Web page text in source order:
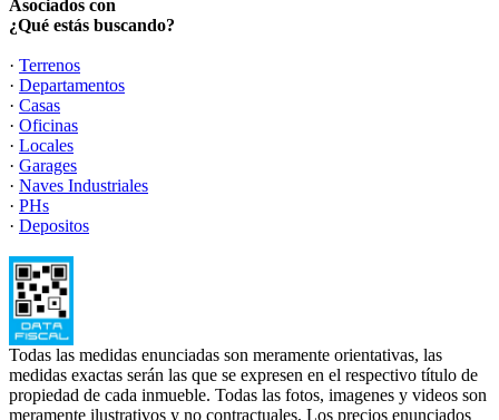
Asociados con
¿Qué estás buscando?
· Terrenos
· Departamentos
· Casas
· Oficinas
· Locales
· Garages
· Naves Industriales
· PHs
· Depositos
Todas las medidas enunciadas son meramente orientativas, las
medidas exactas serán las que se expresen en el respectivo título de
propiedad de cada inmueble. Todas las fotos, imagenes y videos son
meramente ilustrativos y no contractuales. Los precios enunciados